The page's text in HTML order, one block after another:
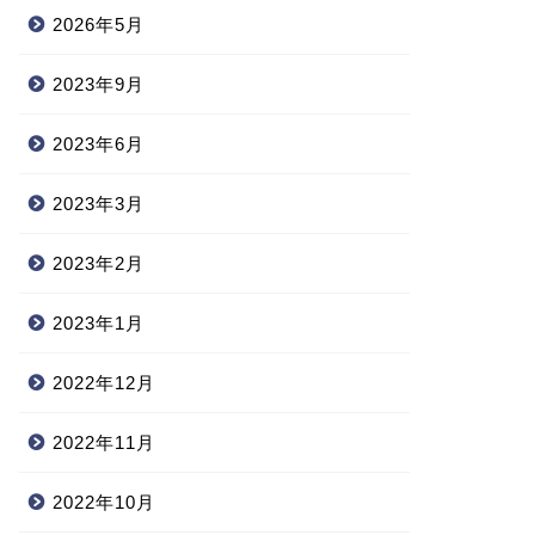
2026年5月
2023年9月
2023年6月
2023年3月
2023年2月
2023年1月
2022年12月
2022年11月
2022年10月